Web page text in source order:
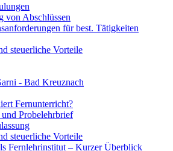
von Abschlüssen
für best. Tätigkeiten
steuerliche Vorteile
- Bad Kreuznach
Fernunterricht?
Probelehrbrief
steuerliche Vorteile
Fernlehrinstitut – Kurzer Überblick